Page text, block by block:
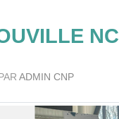
NC
ADMIN CNP